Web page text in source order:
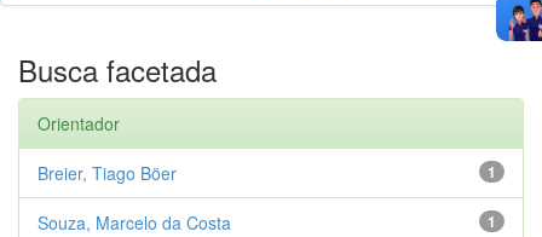
Busca facetada
Orientador
1
Breier, Tiago Böer
1
Souza, Marcelo da Costa